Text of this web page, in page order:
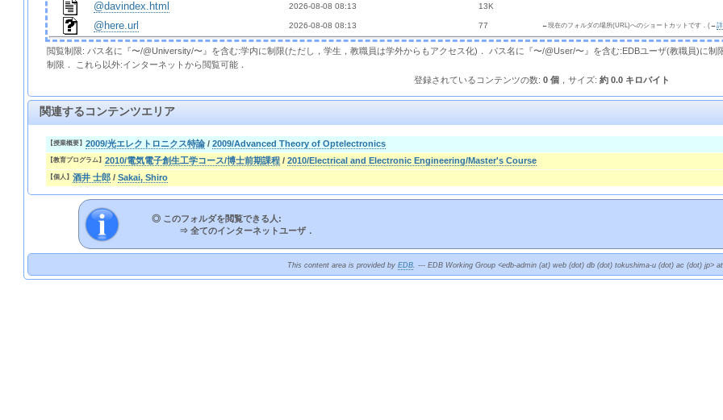
@davindex.html 2026-08-08 08:13 13K
@here.url 2026-08-08 08:13 77 ←現在のフォルダの場所(URL)へのショートカットです．(→
閲覧制限: パス名に『〜/@University/〜』を含む:学内に制限(ただし，学生，教職員は学外からもアクセス化)． パス名に『〜/@User/〜』を含む:EDBユーザ(教職員)に
制限． これら以外:インターネットから閲覧可能．
登録されているコンテンツの数:0 個 ，サイズ:約 0.0 キロバイト
関連するコンテンツエリア
【授業概要】2009/光エレクトロニクス特論 /2009/Advanced Theory of Optelectronics
【教育プログラム】2010/電気電子創生工学コース/博士前期課程 /2010/Electrical and Electronic Engineering/Master's Course
【個人】酒井 士郎 /Sakai, Shiro
◎ このフォルダを閲覧できる人:
⇒全てのインターネットユーザ．
This content area is provided byEDB. --- EDB Working Group <edb-admin (at) web (dot) db (dot) tokushima-u (dot) ac (dot) jp>